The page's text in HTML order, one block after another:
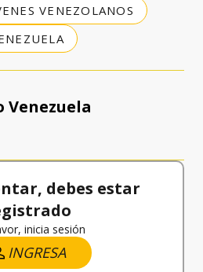
VENEZOLANOS
Venezuela
debes estar
inicia sesión
INGRESA